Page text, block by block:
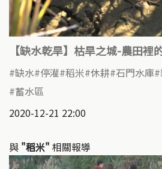
【缺水乾旱】枯旱之城-農田裡
缺水 停灌 稻米 休耕 石門水庫
蓄水區
2020-12-21 22:00
與 "稻米" 相關報導